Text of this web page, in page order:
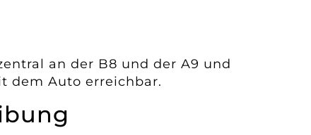
an der B8 und der A9 und
dem Auto erreichbar.